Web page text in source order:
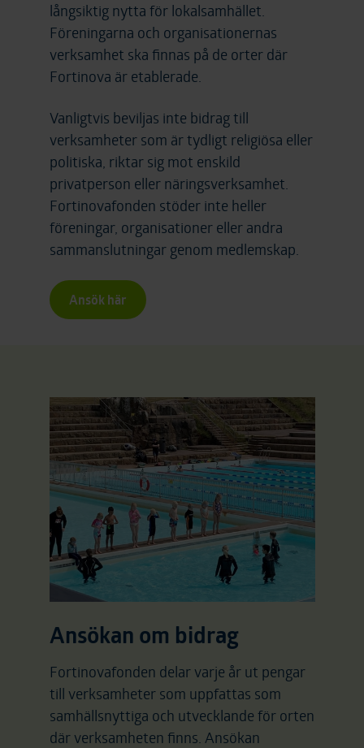
långsiktig nytta för lokalsamhället.
Föreningarna och organisationernas
verksamhet ska finnas på de orter där
Fortinova är etablerade.
Vanligtvis beviljas inte bidrag till
verksamheter som är tydligt religiösa eller
politiska, riktar sig mot enskild
privatperson eller näringsverksamhet.
Fortinovafonden stöder inte heller
föreningar, organisationer eller andra
sammanslutningar genom medlemskap.
Ansök här
Ansökan om bidrag
Fortinovafonden delar varje år ut pengar
till verksamheter som uppfattas som
samhällsnyttiga och utvecklande för orten
där verksamheten finns. Ansökan